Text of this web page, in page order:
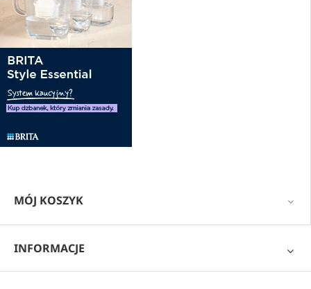
MÓJ KOSZYK
INFORMACJE